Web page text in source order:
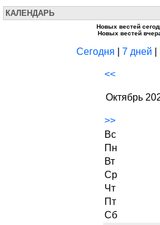
КАЛЕНДАРЬ
Новых вестей
Новых вестей
Сегодня 7 дней
<<
Октябрь
>>
Вс
Пн
Вт
Ср
Чт
Пт
Сб